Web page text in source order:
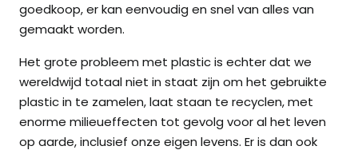
goedkoop, er kan eenvoudig en snel van alles van
gemaakt worden.
Het grote probleem met plastic is echter dat we
wereldwijd totaal niet in staat zijn om het gebruikte
plastic in te zamelen, laat staan te recyclen, met
enorme milieueffecten tot gevolg voor al het leven
op aarde, inclusief onze eigen levens. Er is dan ook